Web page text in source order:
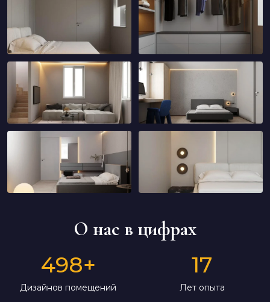
О нас в цифрах
498+
Дизайнов помещений
17
Лет опыта